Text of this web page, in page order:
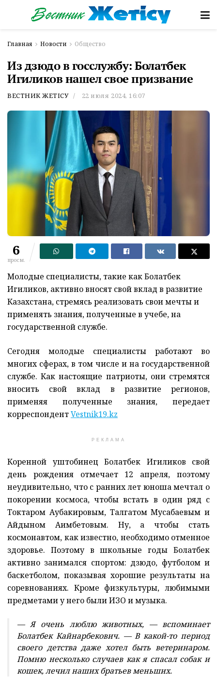
Главная Новости Общество
Из дзюдо в госслужбу: Болатбек
Игиликов нашел свое призвание
ВЕСТНИК ЖЕТІСУ 22 июля 2024, 16:07
6
просм.
Молодые специалисты, такие как Болатбек
Игиликов, активно вносят свой вклад в развитие
Казахстана, стремясь реализовать свои мечты и
применять знания, полученные в учебе, на
государственной службе.
Сегодня молодые специалисты работают во
многих сферах, в том числе и на государственной
службе. Как настоящие патриоты, они стремятся
вносить свой вклад в развитие регионов,
применяя полученные знания, передает
корреспондентVestnik19.kz
РЕКЛАМА
Коренной уштобинец Болатбек Игиликов свой
день рождения отмечает 12 апреля, поэтому
неудивительно, что с ранних лет юноша мечтал о
покорении космоса, чтобы встать в один ряд с
Токтаром Аубакировым, Талгатом Мусабаевым и
Айдыном Аимбетовым. Ну, а чтобы стать
космонавтом, как известно, необходимо отменное
здоровье. Поэтому в школьные годы Болатбек
активно занимался спортом: дзюдо, футболом и
баскетболом, показывая хорошие результаты на
соревнованиях. Кроме физкультуры, любимыми
предметами у него были ИЗО и музыка.
— Я очень люблю животных, — вспоминает
Болатбек Кайнарбекович. — В какой-то период
своего детства даже хотел быть ветеринаром.
Помню несколько случаев как я спасал собак и
кошек, лечил наших братьев меньших.